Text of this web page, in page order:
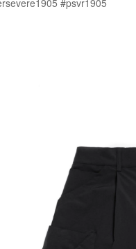
#psvr1905